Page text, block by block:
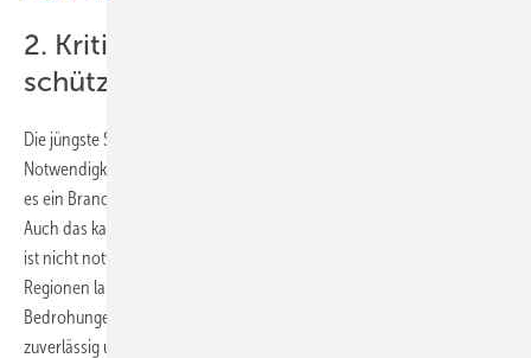
2. Kritische Infrastruktur besser
schützen
Die jüngste Stromunterbrechung im Südwesten von Berlin hat die
Notwendigkeit des Schutzes der Strominfrastruktur gezeigt. Hier war
es ein Brandanschlag. Doch viel öfter greifen Hacker das System an.
Auch das kann fatale Folgen haben. Denn eine physische Zerstörung
ist nicht notwendig. Auch ein erfolgreicher Angriff kann ganze
Regionen lahmlegen. „Ein wirksamer Schutz vor digitalen
Bedrohungen ist daher grundlegend, damit Strom jederzeit
zuverlässig und sicher bereitgestellt werden kann“, betonen die SMA-